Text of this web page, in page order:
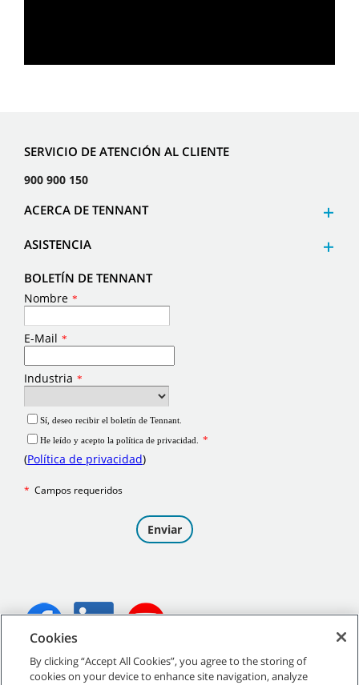
SERVICIO DE ATENCIÓN AL CLIENTE
900 900 150
ACERCA DE TENNANT
ASISTENCIA
BOLETÍN DE TENNANT
2026 Tennant Company. Todos los derechos reservados.
Cookies
By clicking “Accept All Cookies”, you agree to the storing of
cookies on your device to enhance site navigation, analyze